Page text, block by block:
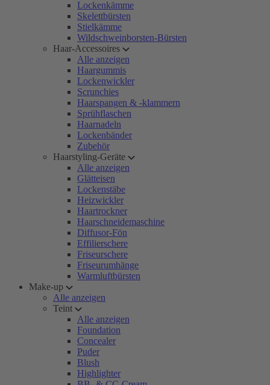
Lockenkämme
Skelettbürsten
Stielkämme
Wildschweinborsten-Bürsten
Haar-Accessoires
Alle anzeigen
Haargummis
Lockenwickler
Scrunchies
Haarspangen & -klammern
Sprühflaschen
Haarnadeln
Lockenbänder
Zubehör
Haarstyling-Geräte
Alle anzeigen
Glätteisen
Lockenstäbe
Heizwickler
Haartrockner
Haarschneidemaschine
Diffusor-Fön
Effilierschere
Friseurschere
Friseurumhänge
Warmluftbürsten
Make-up
Alle anzeigen
Teint
Alle anzeigen
Foundation
Concealer
Puder
Blush
Highlighter